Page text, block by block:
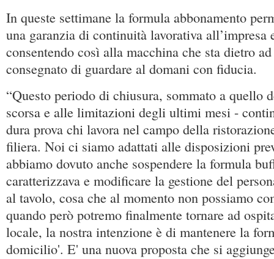
In queste settimane la formula abbonamento
una garanzia di continuità lavorativa all’impresa
consentendo così alla macchina che sta dietro
consegnato di guardare al domani con fiducia.
“Questo periodo di chiusura, sommato a quello
scorsa e alle limitazioni degli ultimi mesi -
dura prova chi lavora nel campo della
filiera. Noi ci siamo adattati alle disposizioni
abbiamo dovuto anche sospendere la formula
caratterizzava e modificare la gestione del
al tavolo, cosa che al momento non possiamo
quando però potremo finalmente tornare ad
locale, la nostra intenzione è di mantenere la
domicilio'. E' una nuova proposta che si